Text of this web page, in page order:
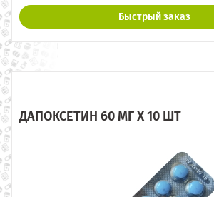
Быстрый заказ
ДАПОКСЕТИН 60 МГ X 10 ШТ